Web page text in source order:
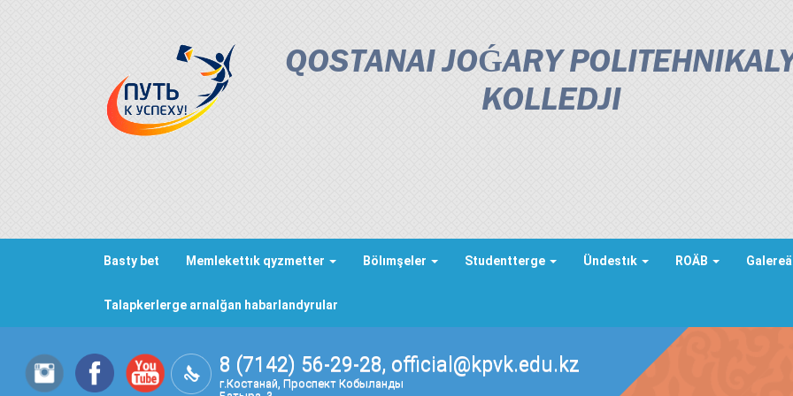
QOSTANAI JOǴARY
KOLLEDJІ
Basty bet Memlekettık qyzmetter Bölımşeler Studentterge Ündestık ROÄB Galereä
Talapkerlerge arnalğan habarlandyrular
8 (7142) 56-29-28, official@kpvk.edu.kz
г.Костанай, Проспект Кобыланды